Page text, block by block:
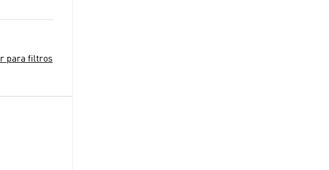
Ir para filtros